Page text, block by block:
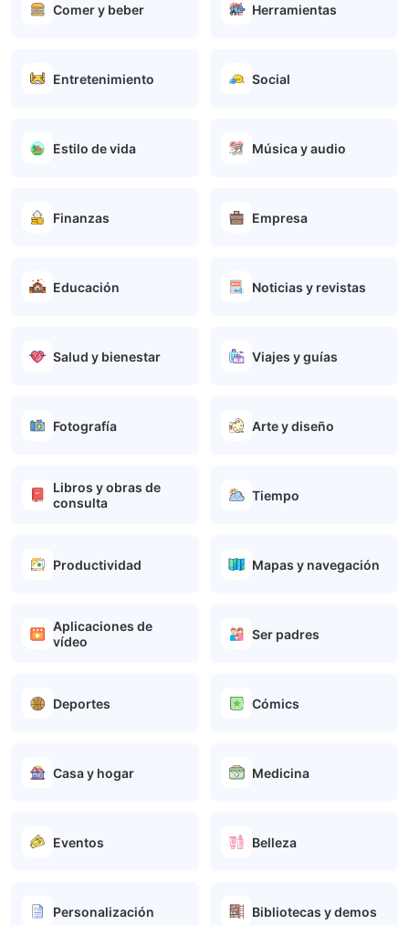
Comer y beber Herramientas
Entretenimiento Social
Estilo de vida Música y audio
Finanzas Empresa
Educación Noticias y revistas
Salud y bienestar Viajes y guías
Fotografía Arte y diseño
Libros y obras de
consulta
Tiempo
Productividad Mapas y navegación
Aplicaciones de
vídeo
Ser padres
Deportes Cómics
Casa y hogar Medicina
Eventos Belleza
Personalización Bibliotecas y demos